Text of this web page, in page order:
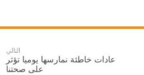
التالي
عادات خاطئة نمارسها يوميا تؤثر
على صحتنا